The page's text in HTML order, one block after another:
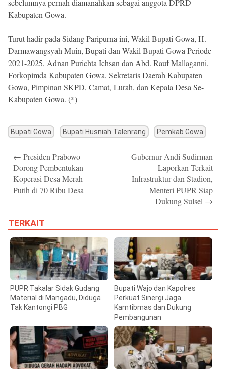
sebelumnya pernah diamanahkan sebagai anggota DPRD
Kabupaten Gowa.
Turut hadir pada Sidang Paripurna ini, Wakil Bupati Gowa, H.
Darmawangsyah Muin, Bupati dan Wakil Bupati Gowa Periode
2021-2025, Adnan Purichta Ichsan dan Abd. Rauf Mallaganni,
Forkopimda Kabupaten Gowa, Sekretaris Daerah Kabupaten
Gowa, Pimpinan SKPD, Camat, Lurah, dan Kepala Desa Se-
Kabupaten Gowa. (*)
Bupati Gowa Bupati Husniah Talenrang Pemkab Gowa
navigation
← Presiden Prabowo
Dorong Pembentukan
Koperasi Desa Merah
Putih di 70 Ribu Desa
Gubernur Andi Sudirman
Laporkan Terkait
Infrastruktur dan Stadion,
Menteri PUPR Siap
Dukung Sulsel →
TERKAIT
PUPR Takalar Sidak Gudang
Material di Mangadu, Diduga
Tak Kantongi PBG
Bupati Wajo dan Kapolres
Perkuat Sinergi Jaga
Kamtibmas dan Dukung
Pembangunan